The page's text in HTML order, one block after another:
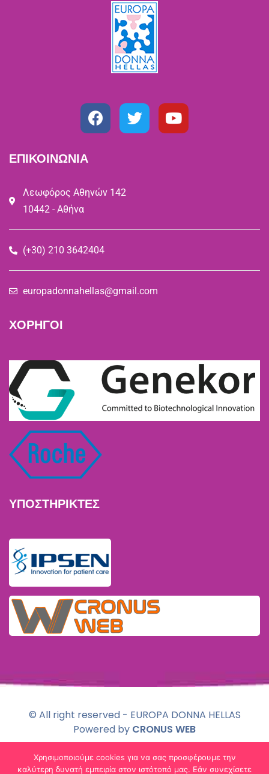
ΕΠΙΚΟΙΝΩΝΙΑ
Λεωφόρος Αθηνών 142
10442 - Αθήνα
(+30) 210 3642404
europadonnahellas@gmail.com
ΧΟΡΗΓΟΙ
ΥΠΟΣΤΗΡΙΚΤΕΣ
© All right reserved - EUROPA DONNA HELLAS
Powered by CRONUS WEB
Πολιτική Απορρήτου & Χρήσης Cookies
Χρησιμοποιούμε cookies για να σας προσφέρουμε την
καλύτερη δυνατή εμπειρία στον ιστότοπό μας. Εάν συνεχίσετε